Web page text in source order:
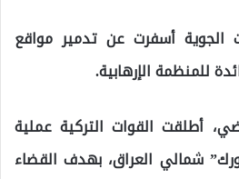
الجوية أسفرت عن تدمير مواقع
للمنظمة الإرهابية.
الماضي، أطلقت القوات التركية عملية
شمالي العراق، بهدف القضاء